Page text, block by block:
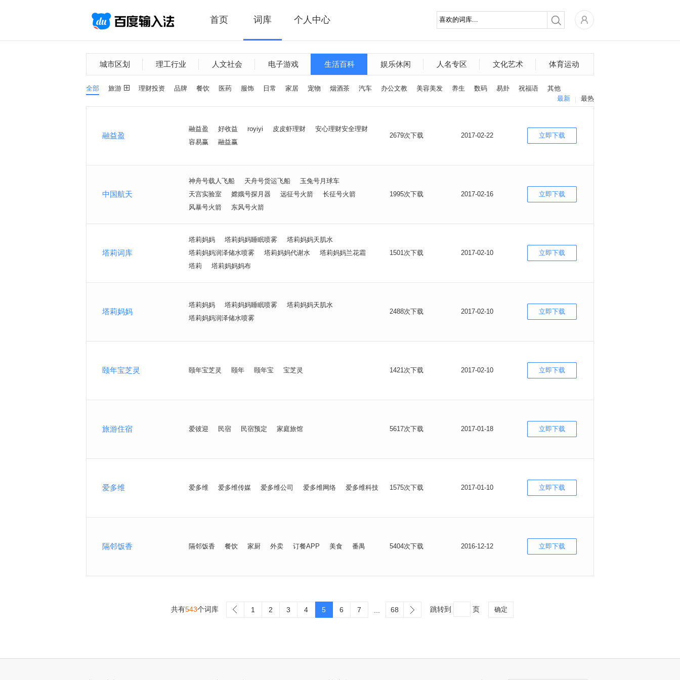
首页 词库 个人中心
城市区划 理工行业 人文社会 电子游戏 生活百科 娱乐休闲 人名专区 文化艺术 体育运动
全部 旅游 理财投资 品牌 餐饮 医药 服饰 日常 家居 宠物 烟酒茶 汽车 办公文教 美容美发 养生 数码 易卦 祝福语
其他
最热
最新
融益盈
融益盈 好收益 royiyi 皮皮虾理财
安心理财安全理财
容易赢
融益赢
2679次下载 2017-02-22 立即下载
中国航天
神舟号载人飞船 天舟号货运飞船
玉兔号月球车
天宫实验室
嫦娥号探月器 远征号火箭
长征号火箭
风暴号火箭
东风号火箭
1995次下载 2017-02-16 立即下载
塔莉词库
塔莉妈妈 塔莉妈妈睡眠喷雾
塔莉妈妈天肌水
塔莉妈妈润泽储水喷雾
塔莉妈妈代谢水
塔莉妈妈兰花霜
塔莉
塔莉妈妈妈布
1501次下载 2017-02-10 立即下载
塔莉妈妈
塔莉妈妈 塔莉妈妈睡眠喷雾
塔莉妈妈天肌水
塔莉妈妈润泽储水喷雾
2488次下载 2017-02-10 立即下载
颐年宝芝灵 颐年宝芝灵 颐年 颐年宝 宝芝灵 1421次下载 2017-02-10 立即下载
旅游住宿 爱彼迎 民宿 民宿预定 家庭旅馆 5617次下载 2017-01-18 立即下载
爱多维 爱多维 爱多维传媒 爱多维公司 爱多维网络 爱多维科技 1575次下载 2017-01-10 立即下载
隔邻饭香 隔邻饭香 餐饮 家厨 外卖 订餐APP 美食 番禺 5404次下载 2016-12-12 立即下载
共有543个词库 1 2 3 4 5 6 7 68 跳转到 页 确定